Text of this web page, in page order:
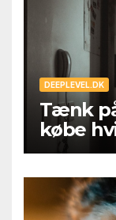
DEEPLEVEL.DK
Tænk
købe